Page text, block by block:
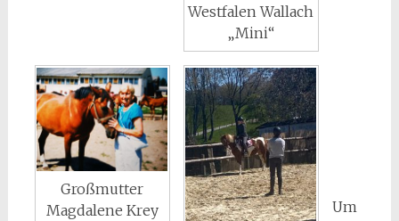
Westfalen Wallach
„Mini“
Großmutter
Magdalene Krey
Um